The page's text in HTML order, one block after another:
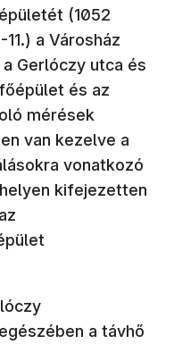
(1052
a Városház
Gerlóczy utca és
és az
mérések
van kezelve a
vonatkozó
kifejezetten
a távhő